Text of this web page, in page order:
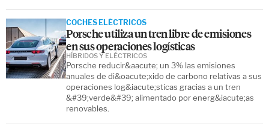
COCHES ELÉCTRICOS
Porsche utiliza un tren libre de emisiones
en sus operaciones logísticas
Porsche reducir&aacute; un 3% las emisiones
anuales de di&oacute;xido de carbono relativas a sus
operaciones log&iacute;sticas gracias a un tren
&#39;verde&#39; alimentado por energ&iacute;as
renovables.
HÍBRIDOS Y ELÉCTRICOS